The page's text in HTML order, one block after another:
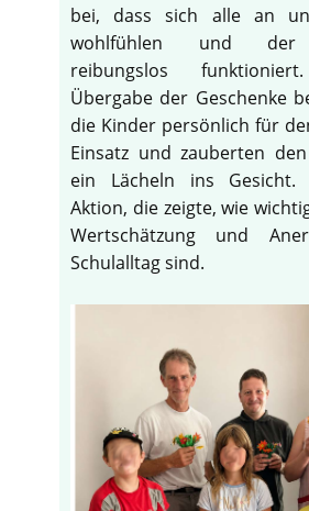
bei, dass sich alle an
wohlfühlen und der
reibungslos
Übergabe der Geschenke
die Kinder persönlich für
Einsatz und zauberten
ein Lächeln ins Gesicht.
Aktion, die zeigte, wie
Wertschätzung und
Schulalltag sind.